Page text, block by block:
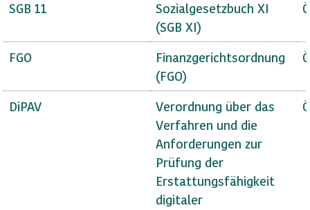
SGB 11
Sozialgesetzbuch XI
(SGB XI)
FGO
Finanzgerichtsordnung
(FGO)
DiPAV
Verordnung über das
Verfahren und die
Anforderungen zur
Prüfung der
Erstattungsfähigkeit
digitaler